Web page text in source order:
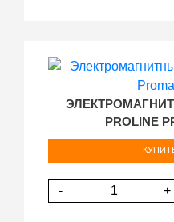
PROLINE
- +